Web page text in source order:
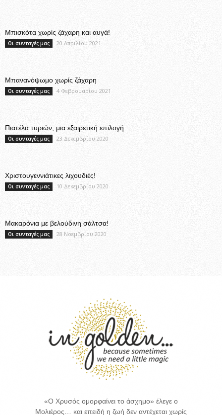
Μπισκότα χωρίς ζάχαρη και αυγά!
Οι συνταγές μας 20 Απριλίου 2021
Μπανανόψωμο χωρίς ζάχαρη
Οι συνταγές μας 4 Φεβρουαρίου 2021
Πιατέλα τυριών, μια εξαιρετική επιλογή
Οι συνταγές μας 23 Δεκεμβρίου 2020
Χριστουγεννιάτικες λιχουδιές!
Οι συνταγές μας 10 Δεκεμβρίου 2020
Μακαρόνια με βελούδινη σάλτσα!
Οι συνταγές μας 28 Νοεμβρίου 2020
«Ο Χρυσός ομορφαίνει το άσχημο» έλεγε ο
Μολιέρος… και επειδή η ζωή δεν αντέχεται χωρίς